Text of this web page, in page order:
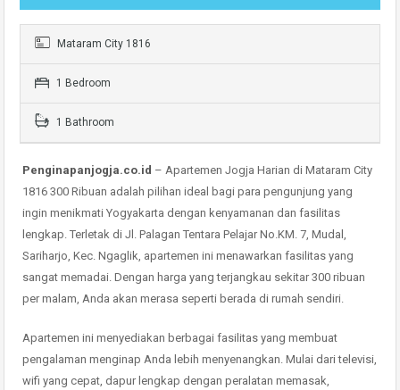
Mataram City 1816
1 Bedroom
1 Bathroom
Penginapanjogja.co.id – Apartemen Jogja Harian di Mataram City
1816 300 Ribuan adalah pilihan ideal bagi para pengunjung yang
ingin menikmati Yogyakarta dengan kenyamanan dan fasilitas
lengkap. Terletak di Jl. Palagan Tentara Pelajar No.KM. 7, Mudal,
Sariharjo, Kec. Ngaglik, apartemen ini menawarkan fasilitas yang
sangat memadai. Dengan harga yang terjangkau sekitar 300 ribuan
per malam, Anda akan merasa seperti berada di rumah sendiri.
Apartemen ini menyediakan berbagai fasilitas yang membuat
pengalaman menginap Anda lebih menyenangkan. Mulai dari televisi,
wifi yang cepat, dapur lengkap dengan peralatan memasak,